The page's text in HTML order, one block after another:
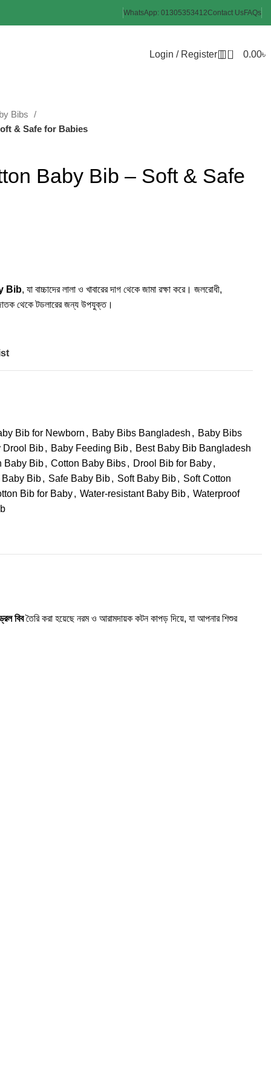
WhatsApp: 01305353412Contact UsFAQs
Login / Register 0 0.00৳
Bibs
& Safe for Babies
Baby Bib – Soft & Safe
Bib, যা বাচ্চাদের লালা ও খাবারের দাগ থেকে জামা রক্ষা করে। জলরোধী,
থেকে টডলারের জন্য উপযুক্ত।
Bib for Newborn , Baby Bibs Bangladesh , Baby Bibs
Drool Bib, Baby Feeding Bib, Best Baby Bib Bangladesh
Baby Bib, Cotton Baby Bibs, Drool Bib for Baby,
Baby Bib, Safe Baby Bib, Soft Baby Bib, Soft Cotton
Bib for Baby, Water-resistant Baby Bib, Waterproof
বিবতৈরি করা হয়েছে নরম ও আরামদায়ক কটন কাপড় দিয়ে, যা আপনার শিশুর